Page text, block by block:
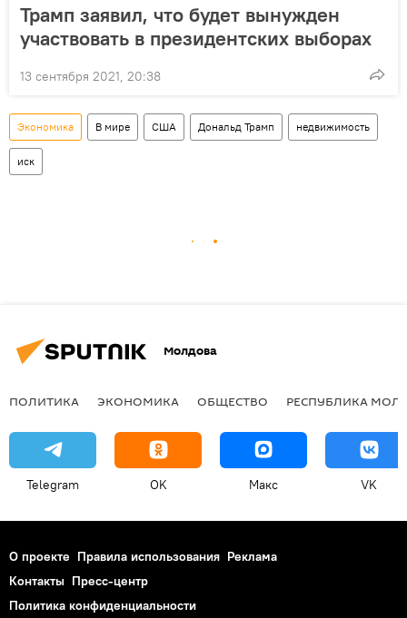
Трамп заявил, что будет вынужден
участвовать в президентских выборах
13 сентября 2021, 20:38
Экономика В мире США Дональд Трамп недвижимость
иск
Молдова
ПОЛИТИКА ЭКОНОМИКА ОБЩЕСТВО РЕСПУБЛИКА
Telegram OK Макс VK
О проекте Правила использования Реклама
Контакты Пресс-центр
Политика конфиденциальности